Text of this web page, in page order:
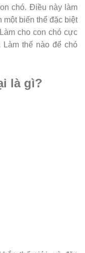
chó. Điều này làm
một biến thể đặc biệt
cho con chó cực
thế nào để chó
là gì?